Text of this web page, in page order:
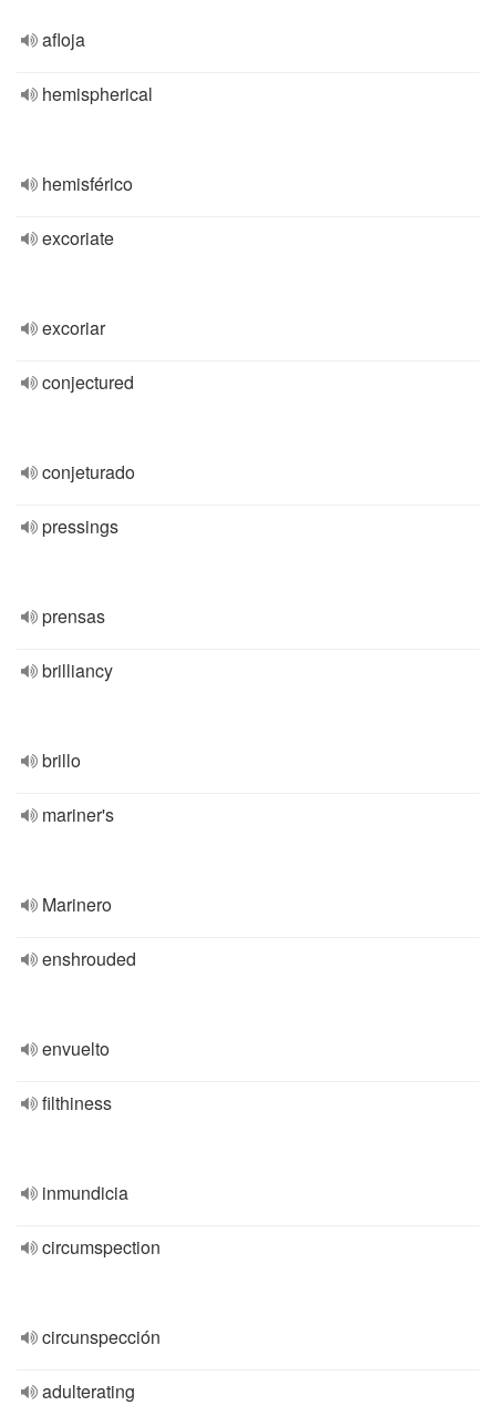
afloja
hemispherical
hemisférico
excoriate
excoriar
conjectured
conjeturado
pressings
prensas
brilliancy
brillo
mariner's
Marinero
enshrouded
envuelto
filthiness
inmundicia
circumspection
circunspección
adulterating